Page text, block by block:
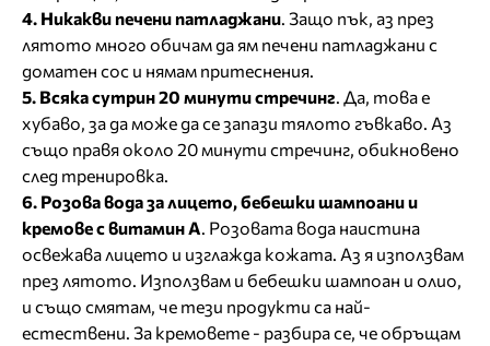
4. Никакви печени патладжани . Защо пък, аз през
лятото много обичам да ям печени патладжани с
доматен сос и нямам притеснения.
5. Всяка сутрин 20 минути стречинг . Да, това е
хубаво, за да може да се запази тялото гъвкаво. Аз
също правя около 20 минути стречинг, обикновено
след тренировка.
6. Розова вода за лицето, бебешки шампоани и
кремове с витамин А . Розовата вода наистина
освежава лицето и изглажда кожата. Аз я използвам
през лятото. Използвам и бебешки шампоан и олио,
и също смятам, че тези продукти са най-
естествени. За кремовете - разбира се, че обръщам